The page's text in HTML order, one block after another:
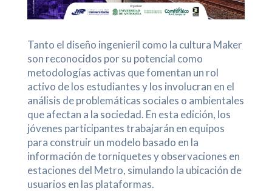
Tanto el diseño ingenieril como la cultura Maker
son reconocidos por su potencial como
metodologías activas que fomentan un rol
activo de los estudiantes y los involucran en el
análisis de problemáticas sociales o ambientales
que afectan a la sociedad. En esta edición, los
jóvenes participantes trabajarán en equipos
para construir un modelo basado en la
información de torniquetes y observaciones en
estaciones del Metro, simulando la ubicación de
usuarios en las plataformas.